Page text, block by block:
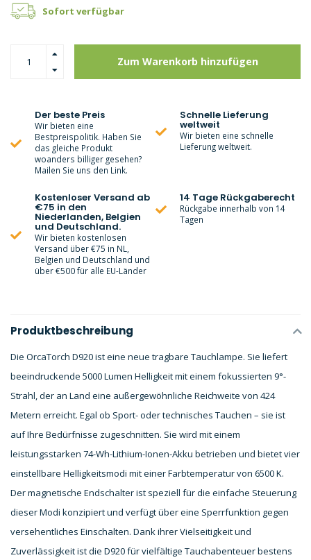
Sofort verfügbar
Zum Warenkorb hinzufügen
Der beste Preis
Wir bieten eine
Bestpreispolitik. Haben Sie
das gleiche Produkt
woanders billiger gesehen?
Mailen Sie uns den Link.
Schnelle Lieferung
weltweit
Wir bieten eine schnelle
Lieferung weltweit.
Kostenloser Versand ab
€75 in den
Niederlanden, Belgien
und Deutschland.
Wir bieten kostenlosen
Versand über €75 in NL,
Belgien und Deutschland und
über €500 für alle EU-Länder
14 Tage Rückgaberecht
Rückgabe innerhalb von 14
Tagen
Produktbeschreibung
Die OrcaTorch D920 ist eine neue tragbare Tauchlampe. Sie liefert
beeindruckende 5000 Lumen Helligkeit mit einem fokussierten 9°-
Strahl, der an Land eine außergewöhnliche Reichweite von 424
Metern erreicht. Egal ob Sport- oder technisches Tauchen – sie ist
auf Ihre Bedürfnisse zugeschnitten. Sie wird mit einem
leistungsstarken 74-Wh-Lithium-Ionen-Akku betrieben und bietet vier
einstellbare Helligkeitsmodi mit einer Farbtemperatur von 6500 K.
Der magnetische Endschalter ist speziell für die einfache Steuerung
dieser Modi konzipiert und verfügt über eine Sperrfunktion gegen
versehentliches Einschalten. Dank ihrer Vielseitigkeit und
Zuverlässigkeit ist die D920 für vielfältige Tauchabenteuer bestens